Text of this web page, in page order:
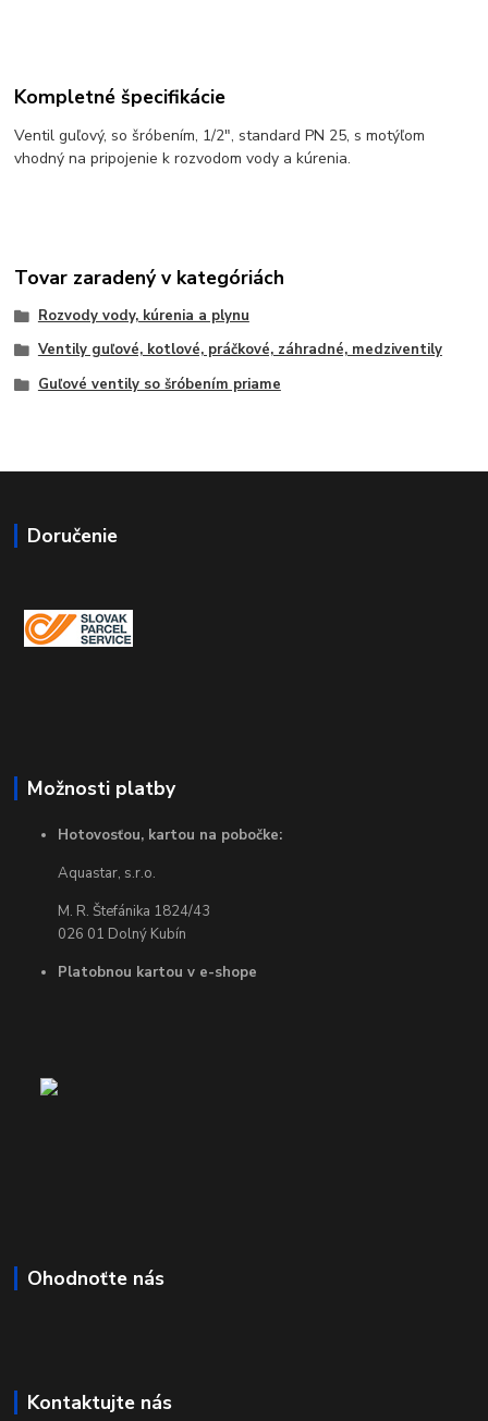
Kompletné špecifikácie
Ventil guľový, so šróbením, 1/2", standard PN 25, s motýľom
vhodný na pripojenie k rozvodom vody a kúrenia.
Tovar zaradený v kategóriách
Rozvody vody, kúrenia a plynu
Ventily guľové, kotlové, práčkové, záhradné, medziventily
Guľové ventily so šróbením priame
Doručenie
Možnosti platby
Hotovosťou, kartou na pobočke:
Aquastar, s.r.o.
M. R. Štefánika 1824/43
026 01 Dolný Kubín
Platobnou kartou v e-shope
Ohodnoťte nás
Kontaktujte nás